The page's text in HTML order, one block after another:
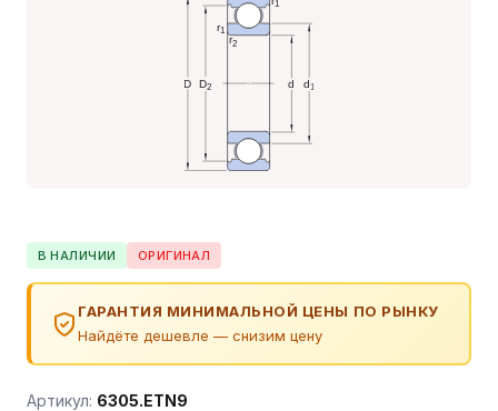
В НАЛИЧИИ ОРИГИНАЛ
ГАРАНТИЯ МИНИМАЛЬНОЙ ЦЕНЫ ПО РЫНКУ
Найдёте дешевле — снизим цену
Артикул: 6305.ETN9